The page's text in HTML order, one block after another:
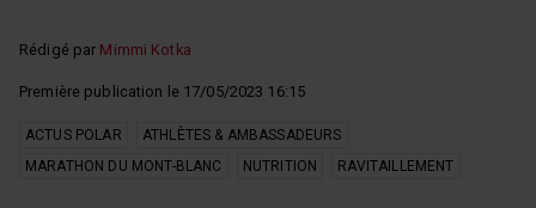
Rédigé par Mimmi Kotka
Première publication le 17/05/2023 16:15
ACTUS POLAR
ATHLÈTES & AMBASSADEURS
MARATHON DU MONT-BLANC
NUTRITION RAVITAILLEMENT